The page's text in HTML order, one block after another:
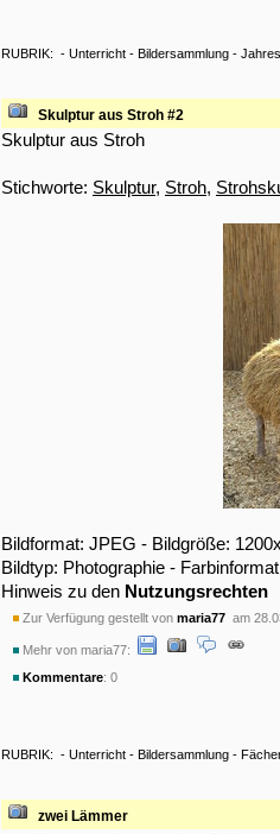
RUBRIK: - Unterricht - Bildersammlung -
Skulptur aus Stroh #2
Skulptur aus Stroh
Stichworte: Skulptur, Stroh,
Bildformat: JPEG - Bildgröße:
Bildtyp: Photographie -
Hinweis zu den Nutzungsrechten
Zur Verfügung gestellt von maria77 am
Mehr von maria77:
Kommentare: 0
RUBRIK: - Unterricht - Bildersammlung -
zwei Lämmer